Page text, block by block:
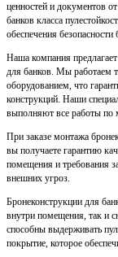
ценностей и документов
банков класса
обеспечения
Наша компания
для банков. Мы работаем
оборудованием, что
конструкций. Наши
выполняют все работы по
При заказе монтажа
вы получаете гарантию
помещения и требования
внешних угроз.
Бронеконструкции для
внутри помещения, так и
способны выдерживать
покрытие, которое